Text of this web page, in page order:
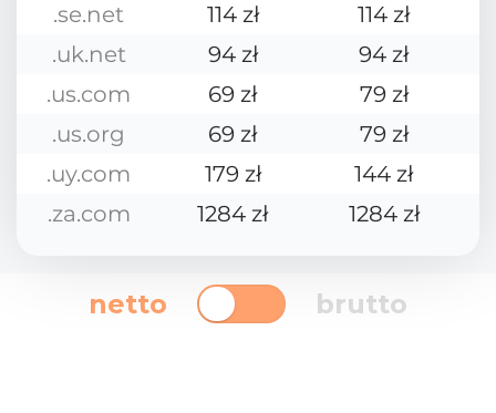
.se.net
114 zł
114 zł
.uk.net
94 zł
94 zł
.us.com
69 zł
79 zł
.us.org
69 zł
79 zł
.uy.com
179 zł
144 zł
.za.com
1284 zł 1284 zł
netto brutto